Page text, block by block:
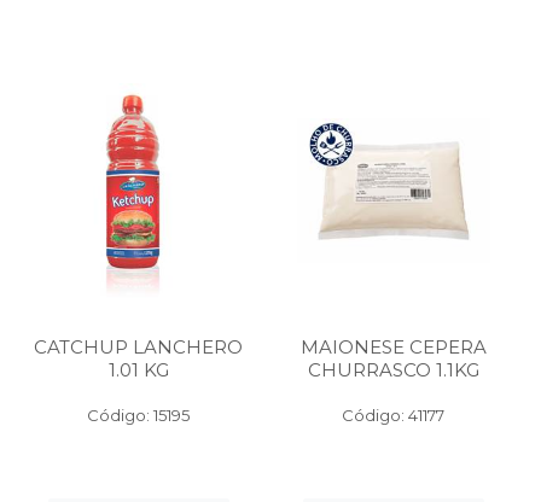
CATCHUP LANCHERO
1.01 KG
Código: 15195
MAIONESE CEPERA
CHURRASCO 1.1KG
Código: 41177